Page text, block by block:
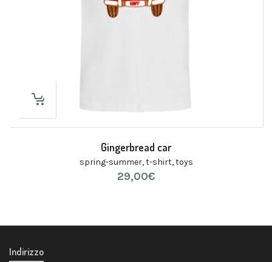
Gingerbread car
spring-summer,t-shirt,toys
29,00€
Indirizzo